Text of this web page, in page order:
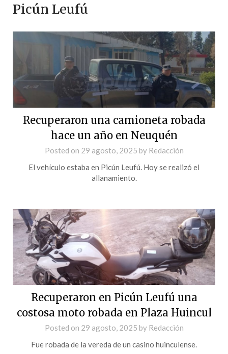
Picún Leufú
Recuperaron una camioneta robada
hace un año en Neuquén
Posted on 29 agosto, 2025 by Redacción
El vehículo estaba en Picún Leufú. Hoy se realizó el
allanamiento.
Recuperaron en Picún Leufú una
costosa moto robada en Plaza Huincul
Posted on 29 agosto, 2025 by Redacción
Fue robada de la vereda de un casino huinculense.